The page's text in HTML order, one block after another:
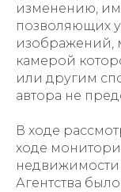
изменению,
позволяющих
изображений,
камерой
или другим
автора не
В ходе
ходе
недвижимости
Агентства